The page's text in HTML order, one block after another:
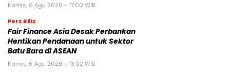
Kamis, 6 Agu 2026 - 17:00 WIB
Pers Rilis
Fair Finance Asia Desak Perbankan
Hentikan Pendanaan untuk Sektor
Batu Bara di ASEAN
Kamis, 6 Agu 2026 - 13:02 WIB